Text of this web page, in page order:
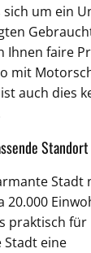
sich um ein
Ihnen faire
mit
auch dies
Stadt
20.000
praktisch für
eine